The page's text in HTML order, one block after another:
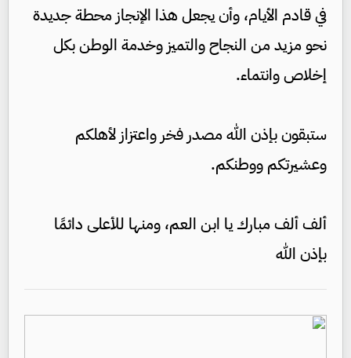
في قادم الأيام، وأن يجعل هذا الإنجاز محطة جديدة
نحو مزيد من النجاح والتميز وخدمة الوطن بكل
إخلاص وانتماء.
ستبقون بإذن الله مصدر فخر واعتزاز لأهلكم
وعشيرتكم ووطنكم.
ألف ألف مبارك يا ابن العم، ومنها للأعلى دائمًا
بإذن الله